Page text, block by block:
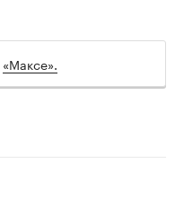
«Максе».